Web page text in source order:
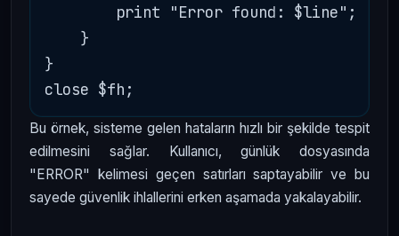
        print "Error found: $line";
    }
}
Bu örnek, sisteme gelen hataların hızlı bir şekilde tespit
edilmesini sağlar. Kullanıcı, günlük dosyasında
"ERROR" kelimesi geçen satırları saptayabilir ve bu
sayede güvenlik ihlallerini erken aşamada yakalayabilir.